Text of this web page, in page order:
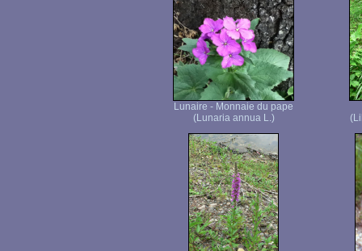
Lunaire - Monnaie du pape
(Lunaria annua L.)